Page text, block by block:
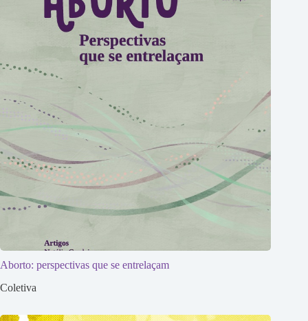
Aborto: perspectivas que se entrelaçam
Coletiva